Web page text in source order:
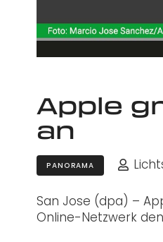
Apple
an
PANORAMA
San Jose (dpa) –
Online-Netzwerk